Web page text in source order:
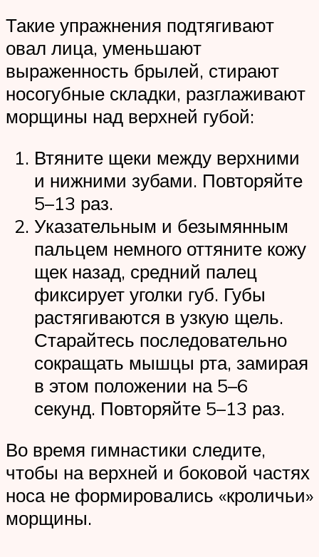
Такие упражнения подтягивают
овал лица, уменьшают
выраженность брылей, стирают
носогубные складки, разглаживают
морщины над верхней губой:
Втяните щеки между верхними
и нижними зубами. Повторяйте
5–13 раз.
Указательным и безымянным
пальцем немного оттяните кожу
щек назад, средний палец
фиксирует уголки губ. Губы
растягиваются в узкую щель.
Старайтесь последовательно
сокращать мышцы рта, замирая
в этом положении на 5–6
секунд. Повторяйте 5–13 раз.
Во время гимнастики следите,
чтобы на верхней и боковой частях
носа не формировались «кроличьи»
морщины.